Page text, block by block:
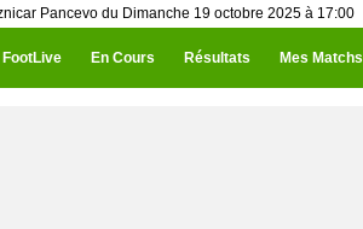
Pancevo du Dimanche 19 octobre 2025 à 17:00
FootLive En Cours Résultats Mes Matchs